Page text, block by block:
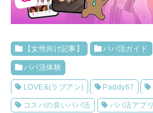
【女性向け記事】 パパ活ガイド
パパ活体験
LOVE&(ラブアン) Paddy67
コスパの良いパパ活 パパ活アプリ